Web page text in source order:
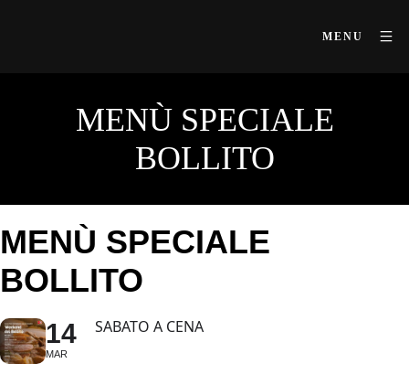
MENU
MENÙ SPECIALE
BOLLITO
MENÙ SPECIALE
BOLLITO
14
MAR
SABATO A CENA